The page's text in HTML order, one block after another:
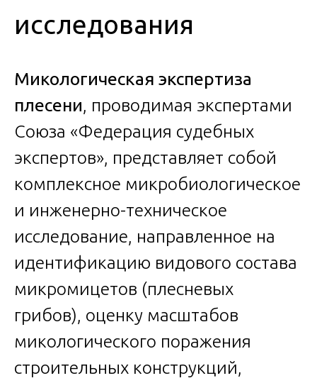
исследования
Микологическая экспертиза
плесени, проводимая экспертами
Союза «Федерация судебных
экспертов», представляет собой
комплексное микробиологическое
и инженерно-техническое
исследование, направленное на
идентификацию видового состава
микромицетов (плесневых
грибов), оценку масштабов
микологического поражения
строительных конструкций,